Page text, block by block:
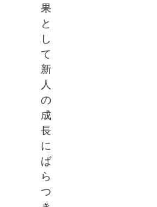
果
と
し
て
新
人
の
成
長
に
ば
ら
つ